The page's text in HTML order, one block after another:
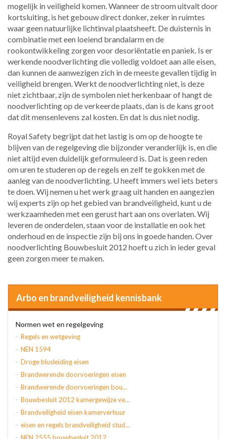
mogelijk in veiligheid komen. Wanneer de stroom uitvalt door
kortsluiting, is het gebouw direct donker, zeker in ruimtes
waar geen natuurlijke lichtinval plaatsheeft. De duisternis in
combinatie met een loeiend brandalarm en de
rookontwikkeling zorgen voor desoriëntatie en paniek. Is er
werkende noodverlichting die volledig voldoet aan alle eisen,
dan kunnen de aanwezigen zich in de meeste gevallen tijdig in
veiligheid brengen. Werkt de noodverlichting niet, is deze
niet zichtbaar, zijn de symbolen niet herkenbaar of hangt de
noodverlichting op de verkeerde plaats, dan is de kans groot
dat dit mensenlevens zal kosten. En dat is dus niet nodig.
Royal Safety begrijpt dat het lastig is om op de hoogte te
blijven van de regelgeving die bijzonder veranderlijk is, en die
niet altijd even duidelijk geformuleerd is. Dat is geen reden
om uren te studeren op de regels en zelf te gokken met de
aanleg van de noodverlichting. U heeft immers wel iets beters
te doen. Wij nemen u het werk graag uit handen en aangezien
wij experts zijn op het gebied van brandveiligheid, kunt u de
werkzaamheden met een gerust hart aan ons overlaten. Wij
leveren de onderdelen, staan voor de installatie en ook het
onderhoud en de inspectie zijn bij ons in goede handen. Over
noodverlichting Bouwbesluit 2012 hoeft u zich in ieder geval
geen zorgen meer te maken.
Arbo en brandveiligheid kennisbank
Normen wet en regelgeving
Regels en wetgeving
NEN 1594
Droge blusleiding eisen
Brandwerende doorvoeringen eisen
Brandwerende doorvoeringen bouwbesluit
Bouwbesluit 2012 kamergewijze verhuur
Brandveiligheid eisen kamerverhuur
eisen en regels brandveiligheid studentenhuis